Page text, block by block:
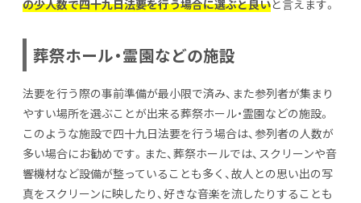
の少人数で四十九日法要を行う場合に選ぶと良いと言えます。
葬祭ホール・霊園などの施設
法要を行う際の事前準備が最小限で済み、また参列者が集まり
やすい場所を選ぶことが出来る葬祭ホール・霊園などの施設。
このような施設で四十九日法要を行う場合は、参列者の人数が
多い場合にお勧めです。また、葬祭ホールでは、スクリーンや音
響機材など設備が整っていることも多く、故人との思い出の写
真をスクリーンに映したり、好きな音楽を流したりすることも